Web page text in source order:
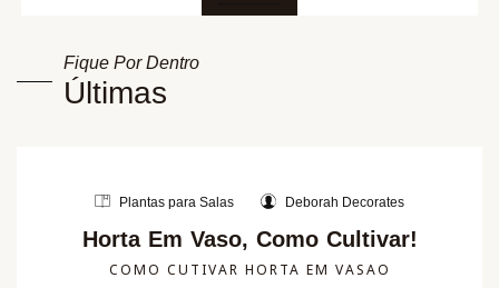
Fique Por Dentro
Últimas
Plantas para Salas Deborah Decorates
Horta Em Vaso, Como Cultivar!
COMO CUTIVAR HORTA EM VASAO